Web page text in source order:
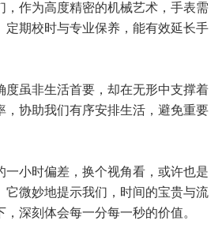
作为高度精密的机械艺术，手表需
定期校时与专业保养，能有效延长手
虽非生活首要，却在无形中支撑着
，协助我们有序安排生活，避免重要
小时偏差，换个视角看，或许也是
它微妙地提示我们，时间的宝贵与流
深刻体会每一分每一秒的价值。